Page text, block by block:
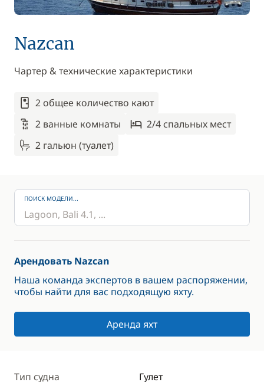
Nazcan
Чартер & технические характеристики
2 общее количество кают
2 ванные комнаты
2/4 спальныx мест
2 гальюн (туалет)
ПОИСК МОДЕЛИ...
Арендовать Nazcan
Наша команда экспертов в вашем распоряжении,
чтобы найти для вас подходящую яхту.
Аренда яхт
Тип судна Гулет